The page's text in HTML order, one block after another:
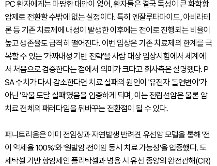
PC 환자에게는 마땅한 대안이 없어, 환자들은 결국 독성이 큰 화학항
암제로 전환할 수밖에 없는 실정이다. 특히 엔잘루타마이드, 아비라테
론 등 기존 치료제에 내성이 발생한 이후에는 전이로 진행되는 비율이
높고 생존율도 급격히 떨어진다. 이번 임상은 기존 치료제의 한계를 극
복할 수 있는 '가짜내성 기반 전략'을 사람 대상 임상시험에서 세계에
서 처음으로 검증한다는 점에서 의미가 크다고 회사측은 설명했다. P
SA 수치가 다시 감소한다면 치료 실패의 원인이 '유전자 돌연변이'가
아닌 '약물 도달 실패'였음을 입증하게 되며, 이는 전립선암은 물론 암
치료 전체의 패러다임을 뒤바꾸는 전환점이 될 수 있다.
페니트리움은 이미 전임상과 자연발생 반려견 유선암 모델을 통해 '전
이 억제율 100%'와 '원발암·전이암 동시 치료 가능성'을 입증했다. 도
세탁셀 기반 항암제인 폴리탁셀과 병용 시 유선 종양의 완전관해(CR)